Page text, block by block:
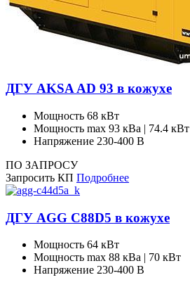
ДГУ AKSA AD 93 в кожухе
Мощность 68 кВт
Мощность max 93 кВа | 74.4 кВт
Напряжение 230-400 В
ПО ЗАПРОСУ
Запросить КП Подробнее
ДГУ AGG C88D5 в кожухе
Мощность 64 кВт
Мощность max 88 кВа | 70 кВт
Напряжение 230-400 В